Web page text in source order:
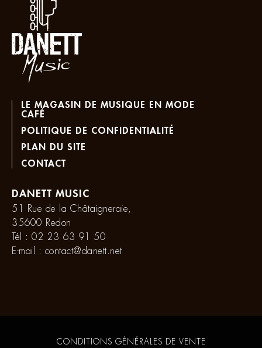
LE MAGASIN DE MUSIQUE EN MODE
CAFÉ
POLITIQUE DE CONFIDENTIALITÉ
PLAN DU SITE
CONTACT
DANETT MUSIC
51 Rue de la Châtaigneraie,
35600 Redon
Tél : 02 23 63 91 50
E-mail : contact@danett.net
CONDITIONS GÉNÉRALES DE VENTE